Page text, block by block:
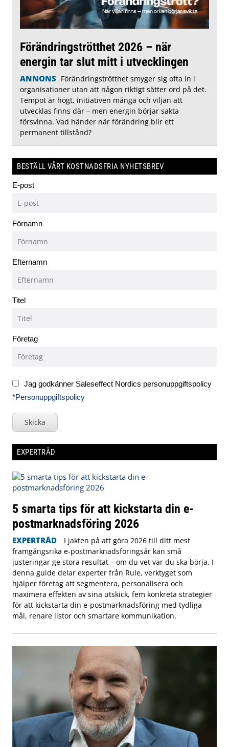
Förändringströtthet 2026 – när
energin tar slut mitt i utvecklingen
ANNONS Förändringströtthet smyger sig ofta in i
organisationer utan att någon riktigt sätter ord på det.
Tempot är högt, initiativen många och viljan att
utvecklas finns där – men energin börjar sakta
försvinna. Vad händer när förändring blir ett
permanent tillstånd?
BESTÄLL VÅRT KOSTNADSFRIA NYHETSBREV
E-post
Förnamn
Efternamn
Titel
Företag
Jag godkänner Saleseffect Nordics personuppgiftspolicy
*Personuppgiftspolicy
Skicka
EXPERTRÅD
5 smarta tips för att kickstarta din e-
postmarknadsföring 2026
EXPERTRÅD
I jakten på att göra 2026 till ditt mest
framgångsrika e-postmarknadsföringsår kan små
justeringar ge stora resultat – om du vet var du ska börja. I
denna guide delar experter från Rule, verktyget som
hjälper företag att segmentera, personalisera och
maximera effekten av sina utskick, fem konkreta strategier
för att kickstarta din e-postmarknadsföring med tydliga
mål, renare listor och smartare kommunikation.